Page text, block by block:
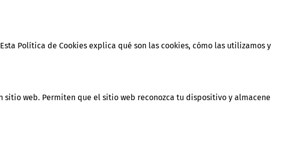
Política de Cookies explica qué son las cookies, cómo las utilizamos y
web. Permiten que el sitio web reconozca tu dispositivo y almacene